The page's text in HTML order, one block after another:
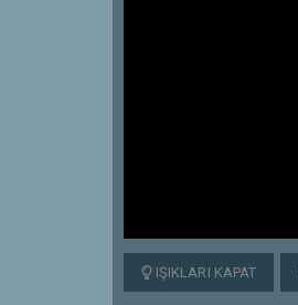
IŞIKLARI KAPAT